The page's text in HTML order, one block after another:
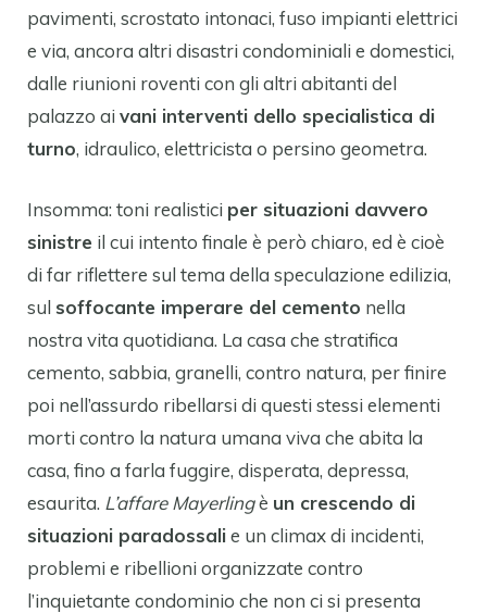
pavimenti, scrostato intonaci, fuso impianti elettrici
e via, ancora altri disastri condominiali e domestici,
dalle riunioni roventi con gli altri abitanti del
palazzo ai vani interventi dello specialistica di
turno, idraulico, elettricista o persino geometra.
Insomma: toni realistici per situazioni davvero
sinistre il cui intento finale è però chiaro, ed è cioè
di far riflettere sul tema della speculazione edilizia,
sul soffocante imperare del cemento nella
nostra vita quotidiana. La casa che stratifica
cemento, sabbia, granelli, contro natura, per finire
poi nell’assurdo ribellarsi di questi stessi elementi
morti contro la natura umana viva che abita la
casa, fino a farla fuggire, disperata, depressa,
esaurita. L’affare Mayerlingè un crescendo di
situazioni paradossalie un climax di incidenti,
problemi e ribellioni organizzate contro
l’inquietante condominio che non ci si presenta